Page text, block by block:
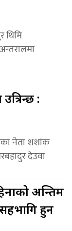
थिमि
:
नेता शशांक
देउवा
अन्तिम
हुन